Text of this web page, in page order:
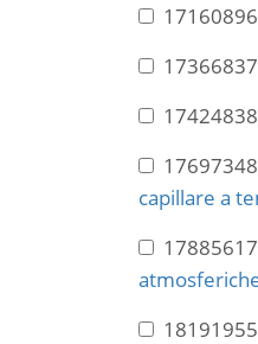
17160896
17366837
17424838
17697348
capillare a
17885617
18191955